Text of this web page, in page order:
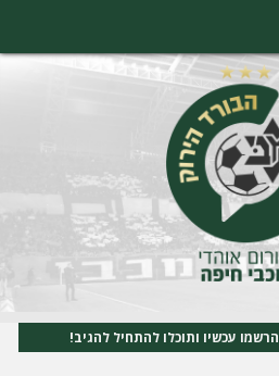
הרשמו עכשיו ותוכלו להתחיל להגיב!